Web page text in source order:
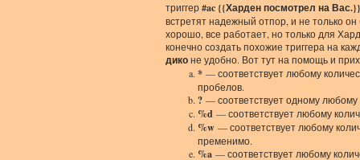
триггер#ac {{Харден посмотрел на
встретят надежный отпор, и не только
хорошо, все работает, но только для
конечно создать похожие триггера на
диконе удобно. Вот тут на помощь и
* — соответствует любому
пробелов.
? — соответствует одному любому
%d — соответствует любому
%w — соответствует любому
пременимо.
%a — соответствует любому